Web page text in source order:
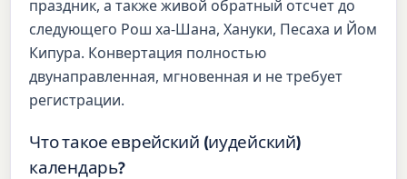
праздник, а также живой обратный отсчет до
следующего Рош ха-Шана, Хануки, Песаха и Йом
Кипура. Конвертация полностью
двунаправленная, мгновенная и не требует
регистрации.
Что такое еврейский (иудейский)
календарь?